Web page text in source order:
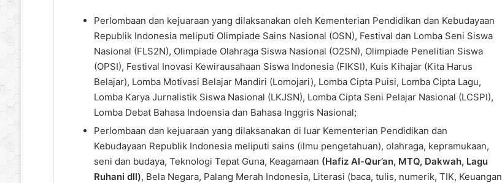
Perlombaan dan kejuaraan yang dilaksanakan oleh Kementerian Pendidikan dan Kebudayaan
Republik Indonesia meliputi Olimpiade Sains Nasional (OSN), Festival dan Lomba Seni Siswa
Nasional (FLS2N), Olimpiade Olahraga Siswa Nasional (O2SN), Olimpiade Penelitian Siswa
(OPSI), Festival Inovasi Kewirausahaan Siswa Indonesia (FIKSI), Kuis Kihajar (Kita Harus
Belajar), Lomba Motivasi Belajar Mandiri (Lomojari), Lomba Cipta Puisi, Lomba Cipta Lagu,
Lomba Karya Jurnalistik Siswa Nasional (LKJSN), Lomba Cipta Seni Pelajar Nasional (LCSPI),
Lomba Debat Bahasa Indoensia dan Bahasa Inggris Nasional;
Perlombaan dan kejuaraan yang dilaksanakan di luar Kementerian Pendidikan dan
Kebudayaan Republik Indonesia meliputi sains (ilmu pengetahuan), olahraga, kepramukaan,
seni dan budaya, Teknologi Tepat Guna, Keagamaan (Hafiz Al-Qur’an, MTQ, Dakwah, Lagu
Ruhani dll), Bela Negara, Palang Merah Indonesia, Literasi (baca, tulis, numerik, TIK, Keuangan